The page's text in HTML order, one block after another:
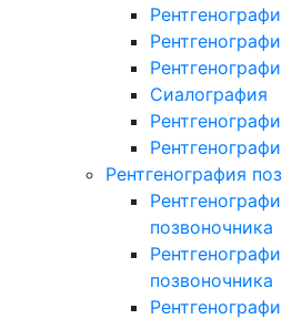
Сиалография
Рентгенография
позвоночника
позвоночника